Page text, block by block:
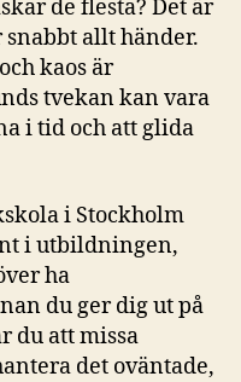
de flesta? Det är
allt händer.
kaos är
tvekan kan vara
i tid och att glida
i Stockholm
i utbildningen,
ha
du ger dig ut på
du att missa
det oväntade,